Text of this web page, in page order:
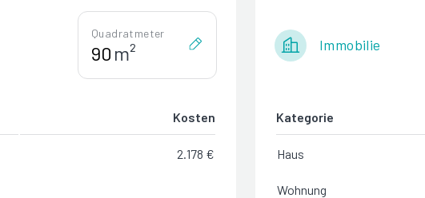
Quadratmeter
m²
Kosten
2.178 €
Immobilie
Kategorie
Haus
Wohnung